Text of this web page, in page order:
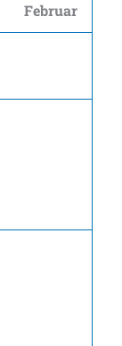
Februar